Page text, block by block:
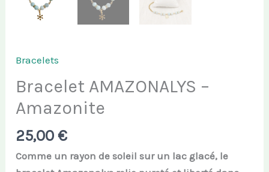
Bracelets
Bracelet AMAZONALYS –
Amazonite
25,00€
Comme un rayon de soleil sur un lac glacé, le